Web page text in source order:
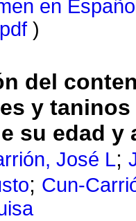
en
pdf )
del
y
su edad y
José L;
; Cun-